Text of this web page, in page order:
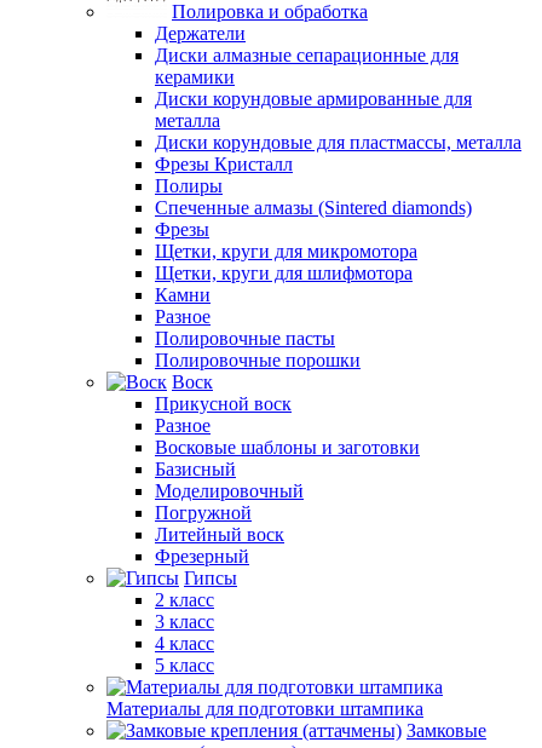
Полировка и обработка
Держатели
Диски алмазные сепарационные для
керамики
Диски корундовые армированные для
металла
Диски корундовые для пластмассы, металла
Фрезы Кристалл
Полиры
Спеченные алмазы (Sintered diamonds)
Фрезы
Щетки, круги для микромотора
Щетки, круги для шлифмотора
Камни
Разное
Полировочные пасты
Полировочные порошки
Воск
Прикусной воск
Разное
Восковые шаблоны и заготовки
Базисный
Моделировочный
Погружной
Литейный воск
Фрезерный
Гипсы
2 класс
3 класс
4 класс
5 класс
Материалы для подготовки штампика
Замковые